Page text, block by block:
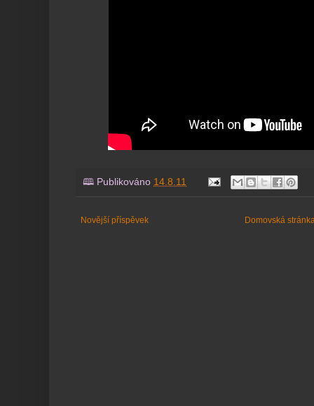
🕮 Publikováno 14.8.11
Novější příspěvek Domovská